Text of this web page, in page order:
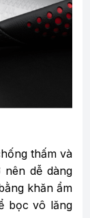
thấm và
dễ dàng
khăn ẩm
bọc vô lăng